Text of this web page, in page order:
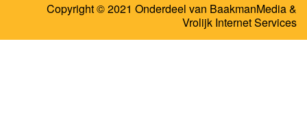
Copyright © 2021 Onderdeel van BaakmanMedia&
Vrolijk Internet Services